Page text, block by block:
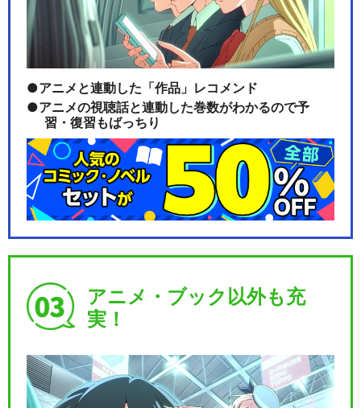
アニメと連動した「作品」レコメンド
アニメの視聴話と連動した巻数がわかるので予
習・復習もばっちり
アニメ・ブック以外も充
実！